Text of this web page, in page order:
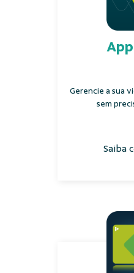
Gerencie a sua
sem
Saiba